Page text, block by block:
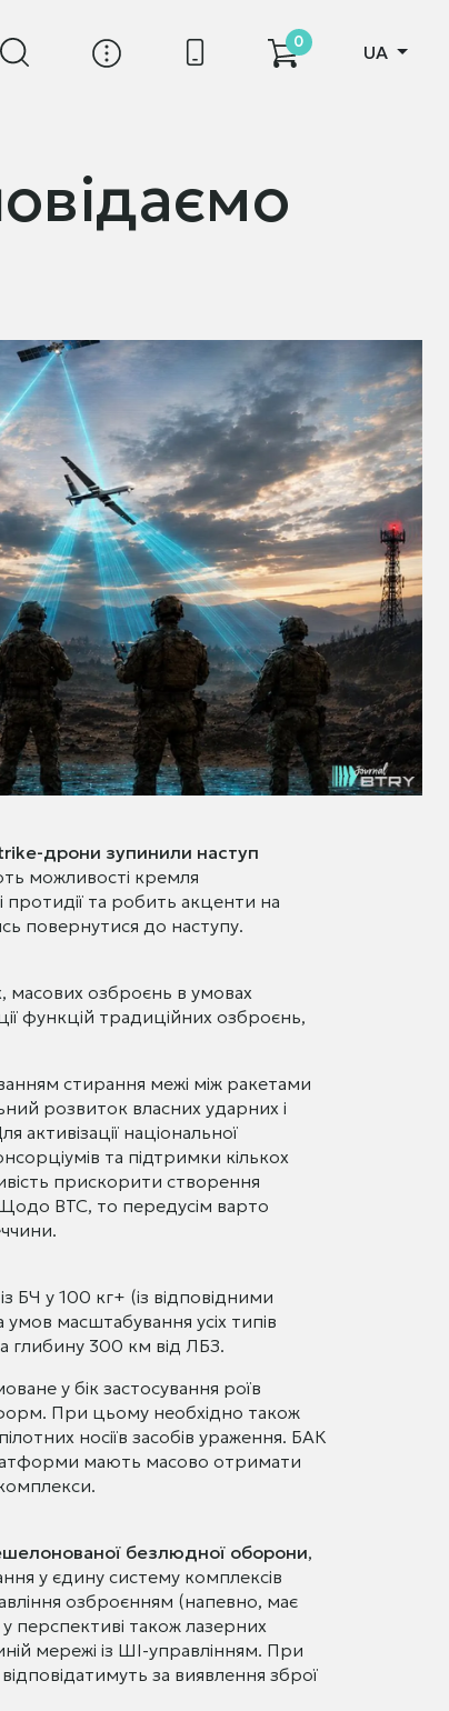
0 UA
дрони зупинили наступ
можливості кремля
та робить акценти на
повернутися до наступу.
масових озброєнь в умовах
функцій традиційних озброєнь,
стирання межі між ракетами
розвиток власних ударних і
активізації національної
та підтримки кількох
прискорити створення
Щодо ВТС, то передусім варто
БЧ у 100 кг+ (із відповідними
масштабування усіх типів
глибину 300 км від ЛБЗ.
у бік застосування роїв
При цьому необхідно також
носіїв засобів ураження. БАК
мають масово отримати
безлюдної оборони,
у єдину систему комплексів
озброєнням (напевно, має
перспективі також лазерних
мережі із ШІ-управлінням. При
за виявлення зброї